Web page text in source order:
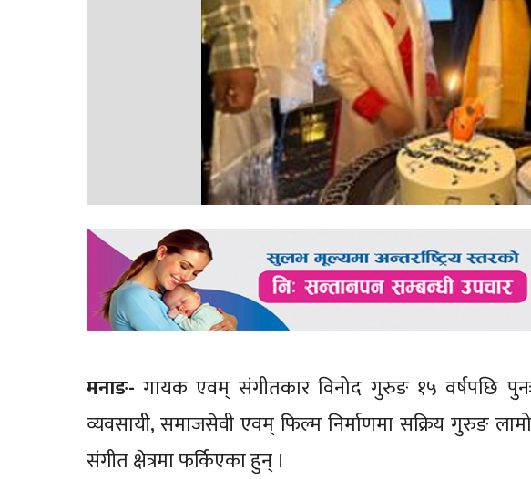
मनाङ-गायक एवम् संगीतकार विनोद गुरुङ १५ वर्षपछि
व्यवसायी, समाजसेवी एवम् फिल्म निर्माणमा सक्रिय गुरुङ
संगीत क्षेत्रमा फर्किएका हुन् ।